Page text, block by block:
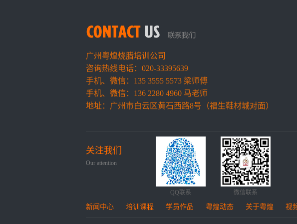
广州粤煌烧腊培训公司
咨询热线电话：020-33395639
手机、微信：135 3555 5573 梁师傅
手机、微信：136 2280 4960 马老师
地址：广州市白云区黄石西路8号（福生鞋材城对面）
关注我们
Our attention
QQ联系 微信联系
新闻中心 培训课程 学员作品 粤煌动态 关于粤煌 视